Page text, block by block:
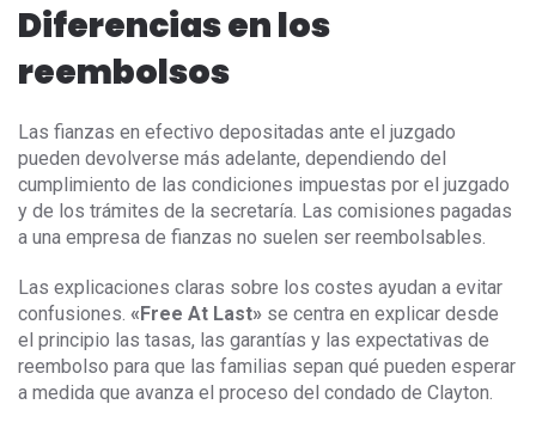
Diferencias en los
reembolsos
Las fianzas en efectivo depositadas ante el juzgado
pueden devolverse más adelante, dependiendo del
cumplimiento de las condiciones impuestas por el juzgado
y de los trámites de la secretaría. Las comisiones pagadas
a una empresa de fianzas no suelen ser reembolsables.
Las explicaciones claras sobre los costes ayudan a evitar
confusiones. «Free At Last» se centra en explicar desde
el principio las tasas, las garantías y las expectativas de
reembolso para que las familias sepan qué pueden esperar
a medida que avanza el proceso del condado de Clayton.